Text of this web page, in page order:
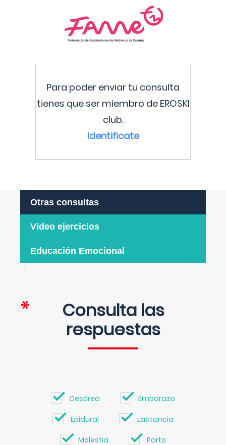
Para poder enviar tu consulta
tienes que ser miembro de EROSKI
club.
Identificate
Otras consultas
Video ejercicios
Educación Emocional
Consulta las
respuestas
Cesárea Embarazo
Epidural Lactancia
Molestia Parto